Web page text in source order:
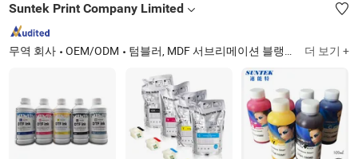
Suntek Print Company Limited
무역 회사 OEM/ODM 텀블러, MDF 서브리메이션 블랭크, 서브리메이션 블랭크, 티셔츠, 열 프레스, 티셔츠 인쇄 기계, 3D 서브리메이션 기계 더 보기 +